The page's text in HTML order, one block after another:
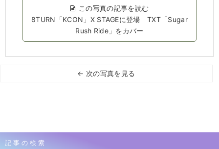
この写真の記事を読む
8TURN「KCON」X STAGEに登場 TXT「Sugar
Rush Ride」をカバー
← 次の写真を見る
記事の検索